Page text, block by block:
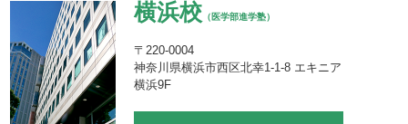
横浜校 （医学部進学塾）
〒220-0004
神奈川県横浜市西区北幸1-1-8 エキニア
横浜9F